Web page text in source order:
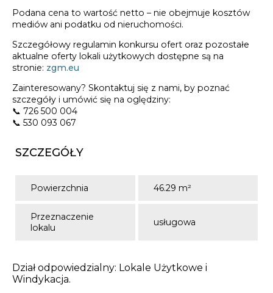
Podana cena to wartość netto – nie obejmuje kosztów
mediów ani podatku od nieruchomości.
Szczegółowy regulamin konkursu ofert oraz pozostałe
aktualne oferty lokali użytkowych dostępne są na
stronie: zgm.eu
Zainteresowany? Skontaktuj się z nami, by poznać
szczegóły i umówić się na oględziny:
📞 726 500 004
📞 530 093 067
SZCZEGÓŁY
Powierzchnia 46.29 m²
Przeznaczenie
lokalu
usługowa
Dział odpowiedzialny: Lokale Użytkowe i
Windykacja.